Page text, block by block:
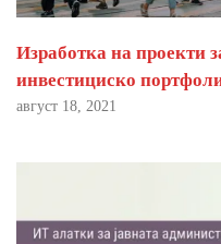
Изработка на проекти
инвестициско
август 18, 2021